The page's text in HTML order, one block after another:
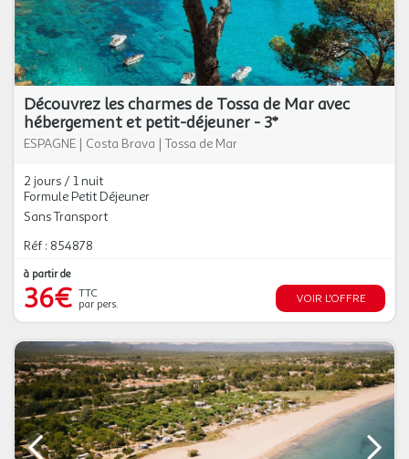
Découvrez les charmes de Tossa de Mar avec
hébergement et petit-déjeuner - 3*
ESPAGNE | Costa Brava |Tossa de Mar
2 jours / 1 nuit
Formule Petit Déjeuner
Sans Transport
Réf : 854878
à partir de
36€ TTC
par pers.
VOIR L'OFFRE